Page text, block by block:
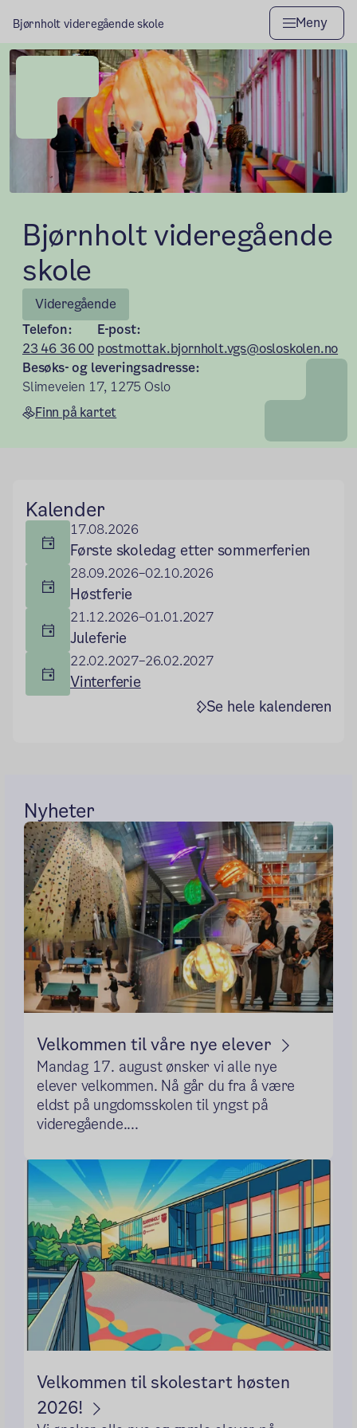
Bjørnholt videregående skole Meny
Bjørnholt videregående
skole
Videregående
Telefon:
23 46 36 00
E-post:
postmottak.bjornholt.vgs@osloskolen.no
Besøks- og leveringsadresse:
Slimeveien 17, 1275 Oslo
Finn på kartet
Kalender
17.08.2026
Første skoledag etter sommerferien
28.09.2026–02.10.2026
Høstferie
21.12.2026–01.01.2027
Juleferie
22.02.2027–26.02.2027
Vinterferie
Se hele kalenderen
Nyheter
Velkommen til våre nye elever
Mandag 17. august ønsker vi alle nye
elever velkommen. Nå går du fra å være
eldst på ungdomsskolen til yngst på
videregående....
Velkommen til skolestart høsten
2026!